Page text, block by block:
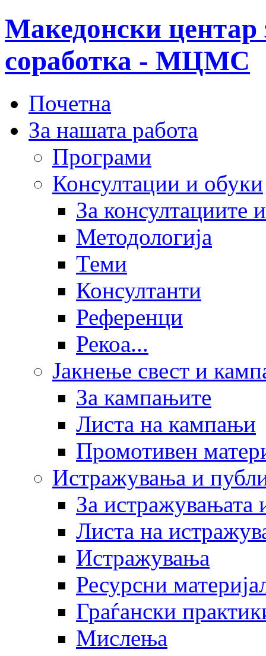
Македонски центар
соработка - МЦМС
Почетна
За нашата работа
Програми
Консултации и обуки
За консултациите
Методологија
Теми
Консултанти
Референци
Рекоа...
Јакнење свест и
За кампањите
Листа на кампањи
Промотивен
Истражувања и
За истражувањата
Листа на
Истражувања
Ресурсни
Граѓански
Мислења